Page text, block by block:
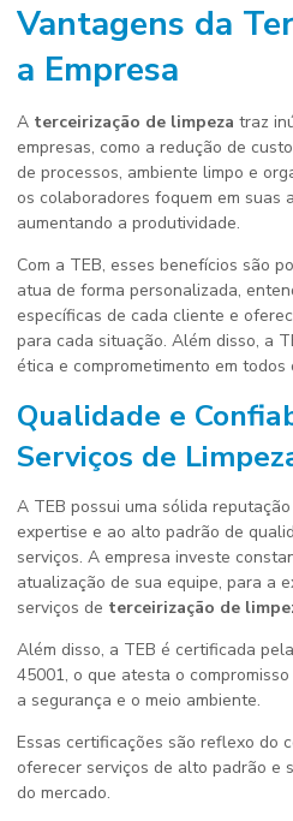
Vantagens da
a Empresa
A terceirização de limpeza traz
empresas, como a redução de
de processos, ambiente limpo e
os colaboradores foquem em suas
aumentando a produtividade.
Com a TEB, esses benefícios são
atua de forma personalizada,
específicas de cada cliente e
para cada situação. Além disso, a
ética e comprometimento em todos
Qualidade e
Serviços de
A TEB possui uma sólida
expertise e ao alto padrão de
serviços. A empresa investe
atualização de sua equipe, para a
serviços de terceirização de
Além disso, a TEB é certificada
45001, o que atesta o
a segurança e o meio ambiente.
Essas certificações são reflexo do
oferecer serviços de alto padrão e
do mercado.